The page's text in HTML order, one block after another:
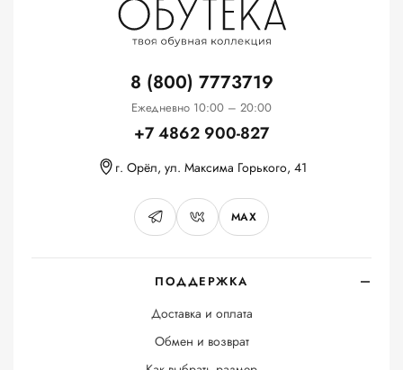
ПОДДЕРЖКА
Доставка и оплата
Обмен и возврат
8 (800) 7773719
Ежедневно 10:00 – 20:00
+7 4862 900-827
г. Орёл, ул. Максима Горького, 41
MAX